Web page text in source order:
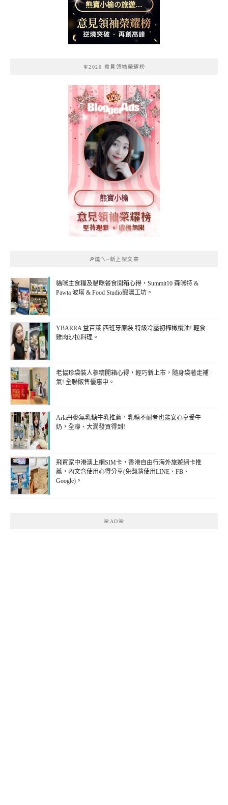
熊寶小榆の旅遊日
記
🧚2020 意見領袖榮耀榜
熊寶小榆
🔎燒ㄟ~新上架文章
貓咪主食糧及貓咪餐食開箱心得，Summit10 森咪特 &
Pawta 波塔 & Food Studio寵湯工坊。
YBARRA 益百萊 西班牙原裝 特級冷壓初榨橄欖油! 輕食
雞肉沙拉料理。
老協珍袋裝人蔘精開箱心得，輕巧新上市，隨身袋著走補
氣! 全聯販售優惠中。
Arla丹麥無乳糖牛乳推薦，乳糖不耐者也能安心享受牛
奶，全聯、大潤發買得到!
飛買家中港澳上網SIM卡，香港自由行海外旅遊網卡推
薦，內文含使用心得分享(免翻牆使用LINE、FB、
Google)。
🌺AD🌺